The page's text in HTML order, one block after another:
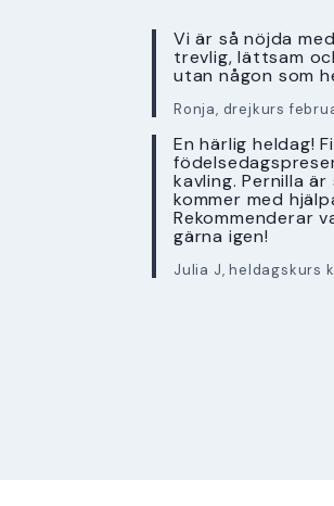
Vi är så nöjda
trevlig, lättsam
utan någon som
Ronja, drejkurs
En härlig heldag!
kavling. Pernilla
kommer med
Rekommenderar
gärna igen!
Julia J, heldagskurs